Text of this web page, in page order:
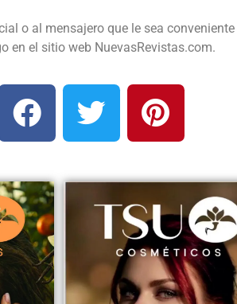
o al mensajero que le sea
en el sitio web NuevasRevistas.com.